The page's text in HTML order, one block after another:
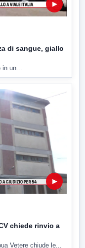
▶
di sangue, giallo
un...
▶
chiede rinvio a
Vetere chiude le...